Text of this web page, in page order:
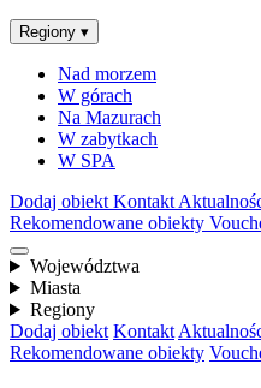
Regiony ▾
Nad morzem
W górach
Na Mazurach
W zabytkach
W SPA
Dodaj obiekt Kontakt
Rekomendowane obiekty
Województwa
Miasta
Regiony
Dodaj obiekt Kontakt
Rekomendowane obiekty